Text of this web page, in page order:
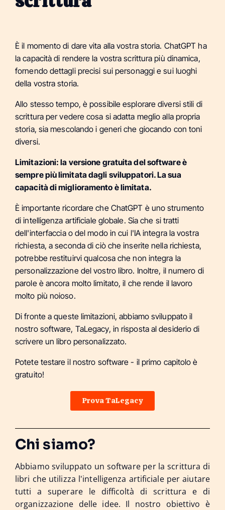
È il momento di dare vita alla vostra storia. ChatGPT ha
la capacità di rendere la vostra scrittura più dinamica,
fornendo dettagli precisi sui personaggi e sui luoghi
della vostra storia.
Allo stesso tempo, è possibile esplorare diversi stili di
scrittura per vedere cosa si adatta meglio alla propria
storia, sia mescolando i generi che giocando con toni
diversi.
Limitazioni: la versione gratuita del software è
sempre più limitata dagli sviluppatori. La sua
capacità di miglioramento è limitata.
È importante ricordare che ChatGPT è uno strumento
di intelligenza artificiale globale. Sia che si tratti
dell'interfaccia o del modo in cui l'IA integra la vostra
richiesta, a seconda di ciò che inserite nella richiesta,
potrebbe restituirvi qualcosa che non integra la
personalizzazione del vostro libro. Inoltre, il numero di
parole è ancora molto limitato, il che rende il lavoro
molto più noioso.
Di fronte a queste limitazioni, abbiamo sviluppato il
nostro software, TaLegacy, in risposta al desiderio di
scrivere un libro personalizzato.
Potete testare il nostro software - il primo capitolo è
gratuito!
Prova TaLegacy
Chi siamo?
Abbiamo sviluppato un software per la scrittura di
libri che utilizza l'intelligenza artificiale per aiutare
tutti a superare le difficoltà di scrittura e di
organizzazione delle idee. Il nostro obiettivo è